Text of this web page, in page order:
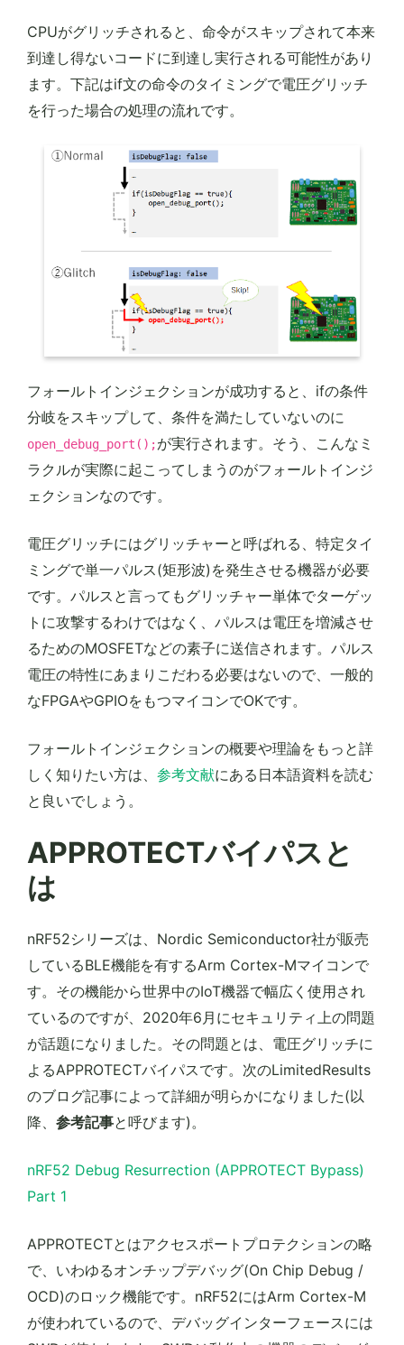
CPUがグリッチされると、命令がスキップされて本来
到達し得ないコードに到達し実行される可能性があり
ます。下記はif文の命令のタイミングで電圧グリッチ
を行った場合の処理の流れです。
フォールトインジェクションが成功すると、ifの条件
分岐をスキップして、条件を満たしていないのに
open_debug_port();が実行されます。そう、こんなミ
ラクルが実際に起こってしまうのがフォールトインジ
ェクションなのです。
電圧グリッチにはグリッチャーと呼ばれる、特定タイ
ミングで単一パルス(矩形波)を発生させる機器が必要
です。パルスと言ってもグリッチャー単体でターゲッ
トに攻撃するわけではなく、パルスは電圧を増減させ
るためのMOSFETなどの素子に送信されます。パルス
電圧の特性にあまりこだわる必要はないので、一般的
なFPGAやGPIOをもつマイコンでOKです。
フォールトインジェクションの概要や理論をもっと詳
しく知りたい方は、 参考文献にある日本語資料を読む
と良いでしょう。
APPROTECTバイパスと
は
nRF52シリーズは、Nordic Semiconductor社が販売
しているBLE機能を有するArm Cortex-Mマイコンで
す。その機能から世界中のIoT機器で幅広く使用され
ているのですが、2020年6月にセキュリティ上の問題
が話題になりました。その問題とは、電圧グリッチに
よるAPPROTECTバイパスです。次のLimitedResults
のブログ記事によって詳細が明らかになりました(以
降、 参考記事と呼びます)。
nRF52 Debug Resurrection (APPROTECT Bypass)
Part 1
APPROTECTとはアクセスポートプロテクションの略
で、いわゆるオンチップデバッグ(On Chip Debug /
OCD)のロック機能です。nRF52にはArm Cortex-M
が使われているので、デバッグインターフェースには